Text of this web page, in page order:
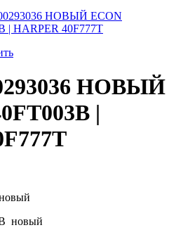
НОВЫЙ
|
новый